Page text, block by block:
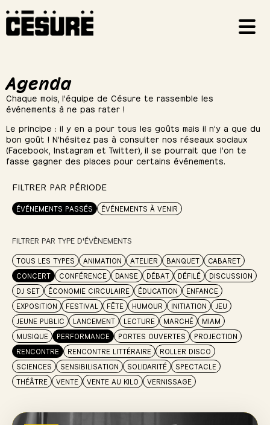
Agenda
Chaque mois, l’équipe de Césure te rassemble les
événements à ne pas rater !
Le principe : il y en a pour tous les goûts mais il n’y a que du
bon goût ! N’hésitez pas à consulter nos réseaux sociaux
(Facebook, Instagram et Twitter), il se pourrait que l’on te
fasse gagner des places pour certains événements.
FILTRER PAR PÉRIODE
ÉVÉNEMENTS PASSÉS ÉVÉNEMENTS À VENIR
FILTRER PAR TYPE D'ÉVÈNEMENTS
TOUS LES TYPES ANIMATION ATELIER BANQUET
CABARET
CONCERT
CONFÉRENCE DANSE DÉBAT DÉFILÉ
DISCUSSION
DJ SET
ÉCONOMIE CIRCULAIRE ÉDUCATION
ENFANCE
EXPOSITION
FESTIVAL FÊTE HUMOUR INITIATION
JEU
JEUNE PUBLIC
LANCEMENT LECTURE MARCHÉ
MIAM
MUSIQUE
PERFORMANCE PORTES OUVERTES
PROJECTION
RENCONTRE
RENCONTRE LITTÉRAIRE
ROLLER DISCO
SCIENCES
SENSIBILISATION SOLIDARITÉ
SPECTACLE
THÉÂTRE
VENTE VENTE AU KILO VERNISSAGE